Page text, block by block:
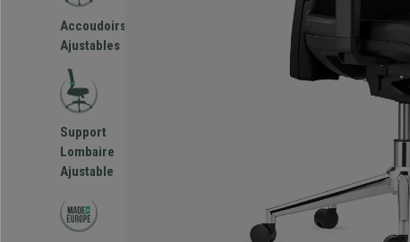
Accoudoirs
Ajustables
Support
Lombaire
Ajustable